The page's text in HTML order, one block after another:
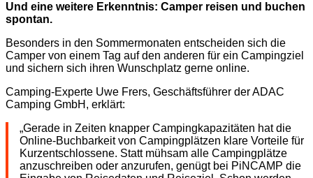
Und eine weitere Erkenntnis: Camper reisen und buchen
spontan.
Besonders in den Sommermonaten entscheiden sich die
Camper von einem Tag auf den anderen für ein Campingziel
und sichern sich ihren Wunschplatz gerne online.
Camping-Experte Uwe Frers, Geschäftsführer der ADAC
Camping GmbH, erklärt:
„Gerade in Zeiten knapper Campingkapazitäten hat die
Online-Buchbarkeit von Campingplätzen klare Vorteile für
Kurzentschlossene. Statt mühsam alle Campingplätze
anzuschreiben oder anzurufen, genügt bei PiNCAMP die